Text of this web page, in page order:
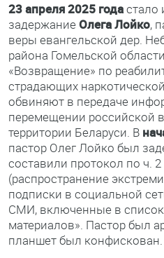
23 апреля 2025 годастало
задержаниеОлега Лойко,
веры евангельской дер.
района Гомельской
«Возвращение» по
страдающих
обвиняют в передаче
перемещении российской
территории Беларуси. В
пастор Олег Лойко был
составили протокол по ч.
(распространение
подписки в социальной
СМИ, включенные в список
материалов». Пастор был
планшет был конфискован.